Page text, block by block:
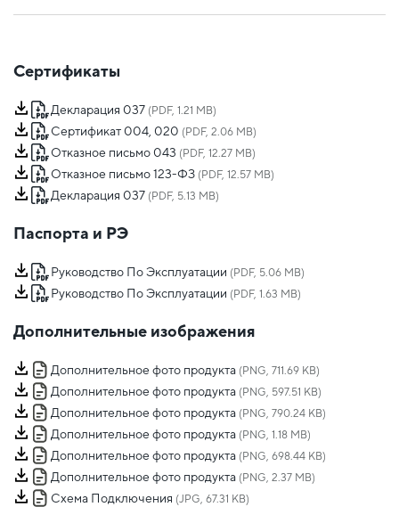
Сертификаты
Декларация 037 (PDF, 1.21 MB)
Сертификат 004, 020 (PDF, 2.06 MB)
Отказное письмо 043 (PDF, 12.27 MB)
Отказное письмо 123-ФЗ (PDF, 12.57 MB)
Декларация 037 (PDF, 5.13 MB)
Паспорта и РЭ
Руководство По Эксплуатации (PDF, 5.06 MB)
Руководство По Эксплуатации (PDF, 1.63 MB)
Дополнительные изображения
Дополнительное фото продукта (PNG, 711.69 KB)
Дополнительное фото продукта (PNG, 597.51 KB)
Дополнительное фото продукта (PNG, 790.24 KB)
Дополнительное фото продукта (PNG, 1.18 MB)
Дополнительное фото продукта (PNG, 698.44 KB)
Дополнительное фото продукта (PNG, 2.37 MB)
Схема Подключения (JPG, 67.31 KB)